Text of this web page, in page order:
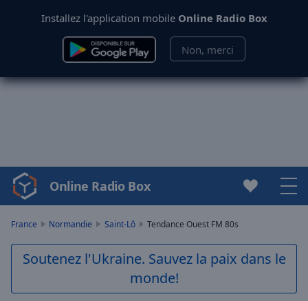
Installez l'application mobile Online Radio Box
Non, merci
Video
Player
Play
Video
Skip
Online Radio Box
France Normandie Saint-Lô Tendance Ouest FM 80s
Soutenez l'Ukraine. Sauvez la paix dans le
monde!